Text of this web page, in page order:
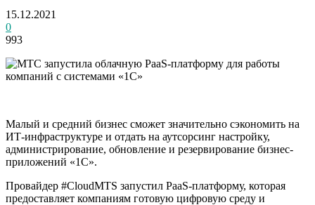
15.12.2021
0
993
Малый и средний бизнес сможет значительно сэкономить на
ИТ-инфраструктуре и отдать на аутсорсинг настройку,
администрирование, обновление и резервирование бизнес-
приложений «1С».
Провайдер #CloudMTS запустил PaaS-платформу, которая
предоставляет компаниям готовую цифровую среду и